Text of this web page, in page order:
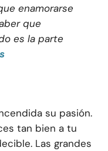
enamorarse
que
es la parte
su pasión.
tan bien a tu
Las grandes